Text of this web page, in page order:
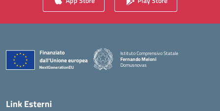
Istituto Comprensivo Statale
Fernando Meloni
Domusnovas
Link Esterni